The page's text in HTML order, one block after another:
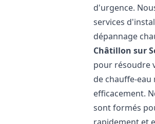
d'urgence.
services
dépannage
Châtillon sur
pour résoudre
de chauffe-
efficacement.
sont formés